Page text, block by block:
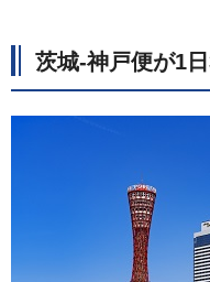
茨城-神戸便が1